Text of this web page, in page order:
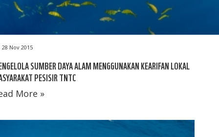
28 Nov 2015
SUMBER DAYA ALAM MENGGUNAKAN KEARIFAN LOKAL
PESISIR TNTC
More »